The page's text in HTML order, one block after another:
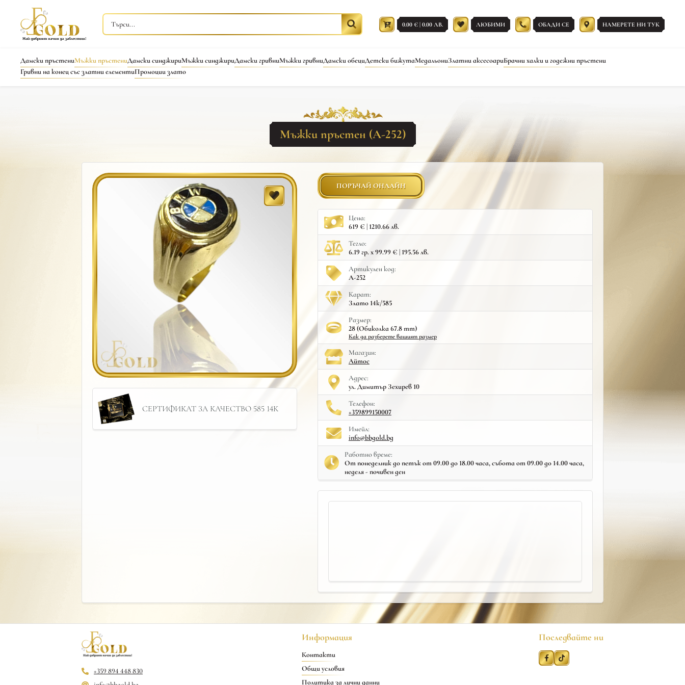
0.00 € | 0.00 ЛВ. ЛЮБИМИ ОБАДИ СЕ НАМЕРЕТЕ НИ ТУК
Дамски пръстениМъжки пръстениДамски синджириМъжки синджириДамски гривниМъжки гривниДамски обециДетски бижутаМедальониЗлатни аксесоариБрачни халки и годежни пръстени
Гривни на конец със златни елементиПромоции злато
Мъжки пръстен (A-252)
СЕРТИФИКАТ ЗА КАЧЕСТВО 585 14К
ПОРЪЧАЙ ОНЛАЙН
Цена:
619 € | 1210.66 лв.
Тегло:
6.19 гр. x 99.99 € | 195.56 лв.
Артикулен код:
A-252
Карат:
Злато 14к/585
Размер:
28 (Обиколка 67.8 mm)
Как да разберете вашият размер
Mагазин:
Айтос
Адрес:
ул. Димитър Зехирев 10
Телефон:
+359899150007
Имейл:
info@bbgold.bg
Работно време:
От понеделник до петък от 09.00 до 18.00 часа, събота от 09.00 до 14.00 часа,
неделя - почивен ден
+359 894 448 830
Информация
Контакти
Общи условия
Политика за лични данни
Последвайте ни